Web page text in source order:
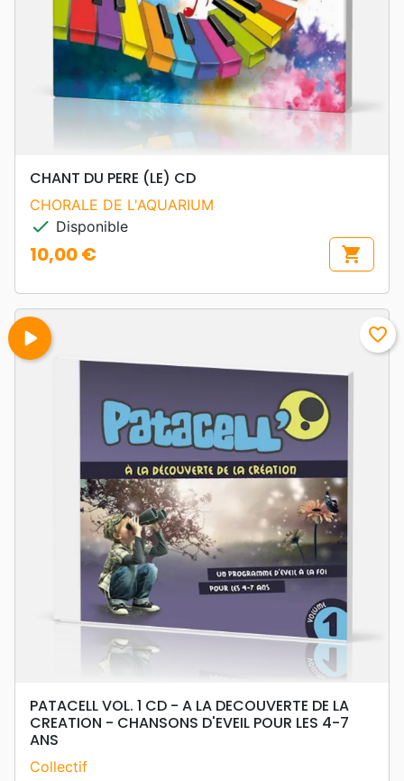
CHANT DU PERE (LE) CD
CHORALE DE L'AQUARIUM
check Disponible
Prix
10,00 € shopping_cart
play_arrow favorite_border
PATACELL VOL. 1 CD - A LA DECOUVERTE DE LA
CREATION - CHANSONS D'EVEIL POUR LES 4-7
ANS
Collectif